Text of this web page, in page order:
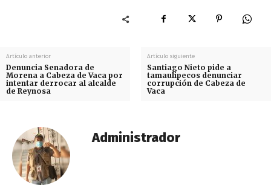
Artículo anterior
Denuncia Senadora de
Morena a Cabeza de Vaca por
intentar derrocar al alcalde
de Reynosa
Artículo siguiente
Santiago Nieto pide a
tamaulipecos denunciar
corrupción de Cabeza de
Vaca
Administrador